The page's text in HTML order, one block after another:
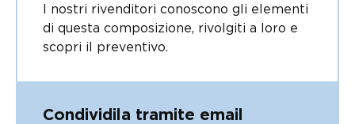
I nostri rivenditori conoscono gli elementi
di questa composizione, rivolgiti a loro e
scopri il preventivo.
Condividila tramite email